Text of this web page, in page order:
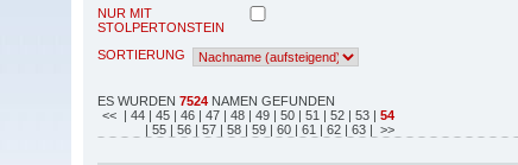
NUR MIT
STOLPERTONSTEIN
SORTIERUNG
ES WURDEN 7524 NAMEN GEFUNDEN
<< | 44 | 45 | 46 | 47 | 48 | 49 | 50 | 51 | 52 | 53 | 54
| 55 | 56 | 57 | 58 | 59 | 60 | 61 | 62 | 63 | >>